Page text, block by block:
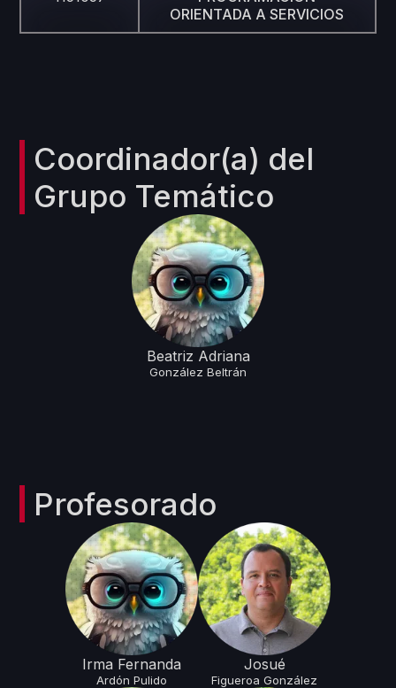
ORIENTADA A SERVICIOS
Coordinador(a) del
Grupo Temático
Beatriz Adriana
González Beltrán
Profesorado
Irma Fernanda
Ardón Pulido
Josué
Figueroa González